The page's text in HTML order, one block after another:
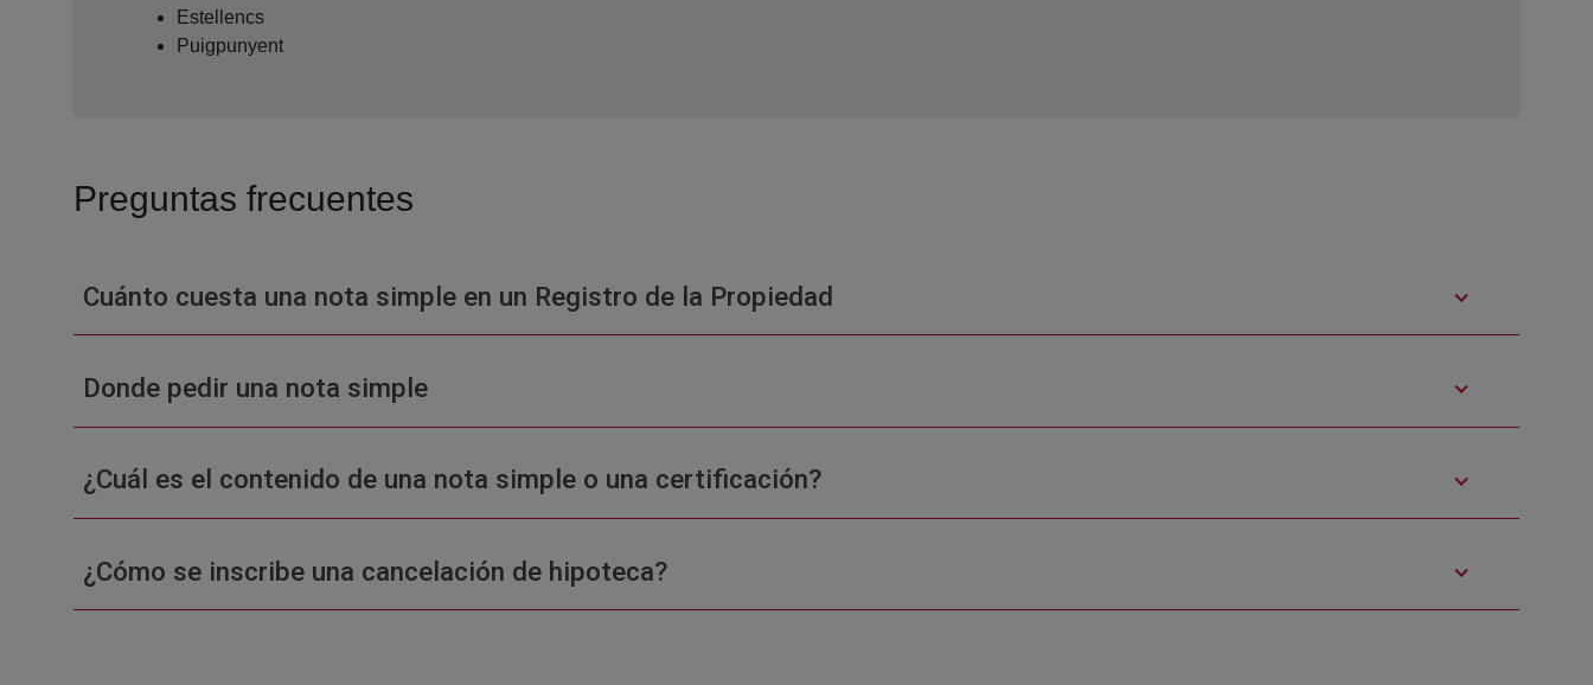
Estellencs
Puigpunyent
Preguntas frecuentes
Cuánto cuesta una nota simple en un Registro de la Propiedad
Donde pedir una nota simple
¿Cuál es el contenido de una nota simple o una certificación?
¿Cómo se inscribe una cancelación de hipoteca?